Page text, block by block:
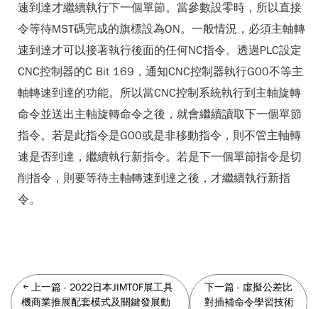
速到達才繼續執行下一個單節。當參數設零時，所以直接
令等待MST碼完成的旗標設為ON。一般情況，必須主軸轉
速到達才可以接著執行後面的任何NC指令。透過PLC設定
CNC控制器的C Bit 169，通知CNC控制器執行G00不等主
軸轉速到達的功能。所以當CNC控制系統執行到主軸旋轉
命令並送出主軸旋轉命令之後，就會繼續讀取下一個單節
指令。若是此指令是G00或是非移動指令，則不管主軸轉
速是否到達，繼續執行新指令。若是下一個單節指令是切
削指令，則要等待主軸轉速到達之後，才繼續執行新指
令。
上一篇 - 2022日本JIMTOF展工具
機商業推展配套模式及關鍵發展動
下一篇- 虛擬公差比
對插補命令學習技術